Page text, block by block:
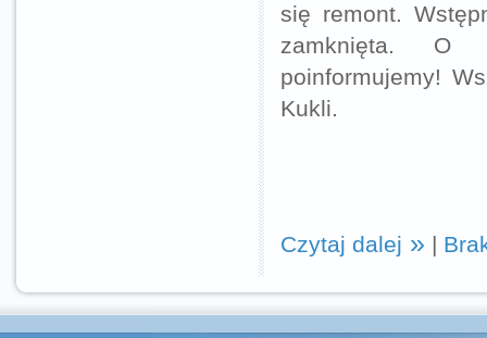
się remont.
zamknięta. O
poinformujemy!
Kukli.
Czytaj dalej |